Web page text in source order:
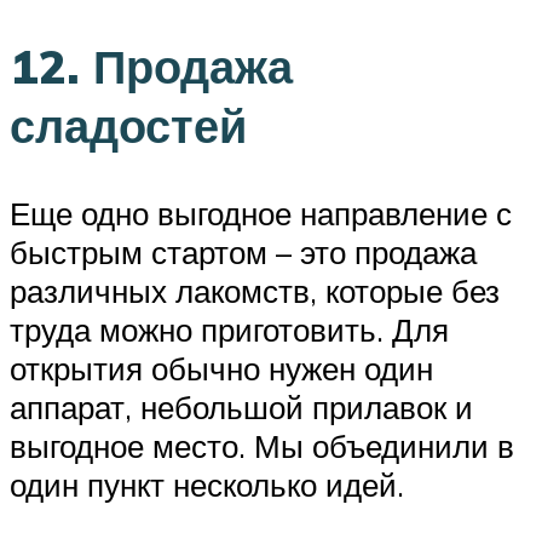
12. Продажа
сладостей
Еще одно выгодное направление с
быстрым стартом – это продажа
различных лакомств, которые без
труда можно приготовить. Для
открытия обычно нужен один
аппарат, небольшой прилавок и
выгодное место. Мы объединили в
один пункт несколько идей.